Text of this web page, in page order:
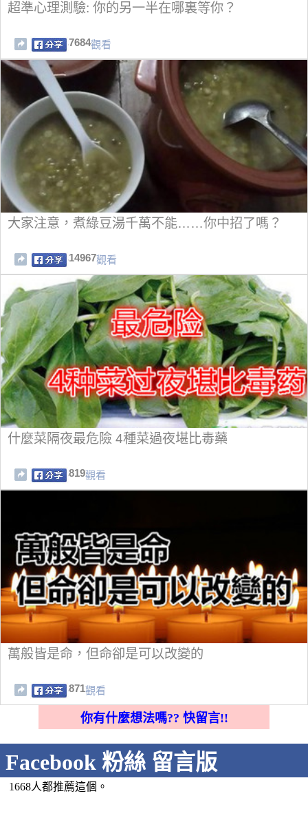
超準心理測驗: 你的另一半在哪裏等你？
7684觀看
大家注意，煮綠豆湯千萬不能……你中招了嗎？
14967觀看
什麼菜隔夜最危險 4種菜過夜堪比毒藥
819觀看
萬般皆是命，但命卻是可以改變的
871觀看
你有什麼想法嗎?? 快留言!!
Facebook 粉絲 留言版
1668人都推薦這個。